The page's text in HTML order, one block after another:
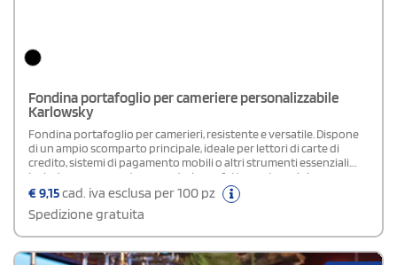
Fondina portafoglio per cameriere personalizzabile
Karlowsky
Fondina portafoglio per camerieri, resistente e versatile. Dispone
di un ampio scomparto principale, ideale per lettori di carte di
credito, sistemi di pagamento mobili o altri strumenti essenziali.
Include un scomparto secondario perfetto per taccuini o
smartphone e un alloggiamento dedicato per penne. Grazie alla
cinghia di 6 cm, può essere facilmente fissata a grembiuli o cinture,
garantendo praticità e accessibilità durante il servizio.
€9,15cad. iva esclusa per 100 pz
Spedizione gratuita